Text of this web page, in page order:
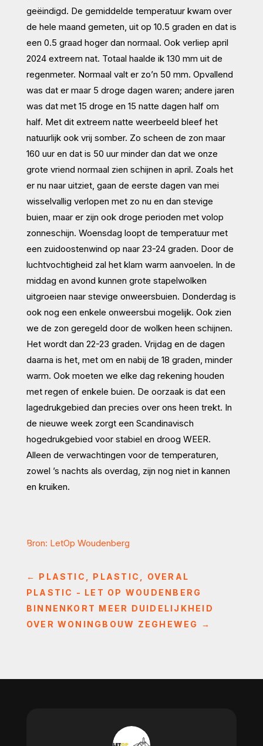
geëindigd. De gemiddelde temperatuur kwam over
de hele maand gemeten, uit op 10.5 graden en dat is
een 0.5 graad hoger dan normaal. Ook verliep april
2024 extreem nat. Totaal haalde ik 130 mm uit de
regenmeter. Normaal valt er zo’n 50 mm. Opvallend
was dat er maar 5 droge dagen waren; andere jaren
was dat met 15 droge en 15 natte dagen half om
half. Met dit extreem natte weerbeeld bleef het
natuurlijk ook vrij somber. Zo scheen de zon maar
160 uur en dat is 50 uur minder dan dat we onze
grote vriend normaal zien schijnen in april. Zoals het
er nu naar uitziet, gaan de eerste dagen van mei
wisselvallig verlopen met zo nu en dan stevige
buien, maar er zijn ook droge perioden met volop
zonneschijn. Woensdag loopt de temperatuur met
een zuidoostenwind op naar 23-24 graden. Door de
luchtvochtigheid zal het klam warm aanvoelen. In de
middag en avond kunnen grote stapelwolken
uitgroeien naar stevige onweersbuien. Donderdag is
ook nog een enkele onweersbui mogelijk. Ook zien
we de zon geregeld door de wolken heen schijnen.
Het wordt dan 22-23 graden. Vrijdag en de dagen
daarna is het, met om en nabij de 18 graden, minder
warm. Ook moeten we elke dag rekening houden
met regen of enkele buien. De oorzaak is dat een
lagedrukgebied dan precies over ons heen trekt. In
de nieuwe week zorgt een Scandinavisch
hogedrukgebied voor stabiel en droog WEER.
Alleen de verwachtingen voor de temperaturen,
zowel ’s nachts als overdag, zijn nog niet in kannen
en kruiken.
Bron: LetOp Woudenberg
← PLASTIC, PLASTIC, OVERAL
PLASTIC - LET OP WOUDENBERG
BINNENKORT MEER DUIDELIJKHEID
OVER WONINGBOUW ZEGHEWEG
→